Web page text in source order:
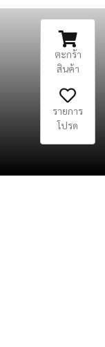
ตะกร้า
สินค้า
รายการ
โปรด